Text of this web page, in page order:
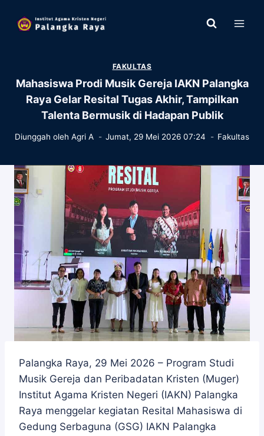
FAKULTAS
Mahasiswa Prodi Musik Gereja IAKN Palangka
Raya Gelar Resital Tugas Akhir, Tampilkan
Talenta Bermusik di Hadapan Publik
Diunggah oleh Agri A Jumat, 29 Mei 2026 07:24 Fakultas
Palangka Raya, 29 Mei 2026 – Program Studi
Musik Gereja dan Peribadatan Kristen (Muger)
Institut Agama Kristen Negeri (IAKN) Palangka
Raya menggelar kegiatan Resital Mahasiswa di
Gedung Serbaguna (GSG) IAKN Palangka